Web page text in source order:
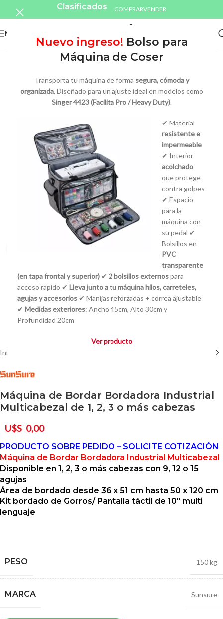
Nuevo ingreso! Bolso para
Máquina de Coser
Transporta tu máquina de forma segura, cómoda y
organizada. Diseñado para un ajuste ideal en modelos como
Singer 4423 (Facilita Pro / Heavy Duty).
✔ Material
resistente e
impermeable
✔ Interior
acolchado
que protege
contra golpes
✔ Espacio
para la
máquina con
su pedal ✔
Bolsillos en
PVC
transparente
(en tapa frontal y superior) ✔ 2 bolsillos externospara
acceso rápido ✔ Lleva junto a tu máquina hilos, carreteles,
agujas y accesorios ✔ Manijas reforzadas + correa ajustable
✔ Medidas exteriores: Ancho 45cm, Alto 30cm y
Profundidad 20cm
Ver producto
Clasificados COMPRARVENDER
MENU
Inicio
Máquina de Bordar Bordadora Industrial
Multicabezal de 1, 2, 3 o más cabezas
U$S 0,00
PRODUCTO SOBRE PEDIDO – SOLICITE COTIZACIÓN
Máquina de Bordar Bordadora Industrial Multicabezal
Disponible en 1, 2, 3 o más cabezas con 9, 12 o 15
agujas
Área de bordado desde 36 x 51 cm hasta 50 x 120 cm
Kit bordado de Gorros/ Pantalla táctil de 10″ multi
lenguaje
PESO 150 kg
MARCA Sunsure